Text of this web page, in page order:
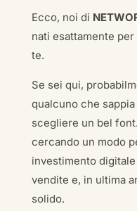
Ecco, noi di
nati esattamente
te.
Se sei qui,
qualcuno che
scegliere un bel
cercando un modo
investimento
vendite e, in ultima
solido.